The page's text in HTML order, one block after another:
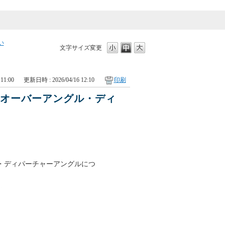
文字サイズ変更
更新日時 : 2026/04/16 12:10 印刷
ーバーアングル・ディ
ディパーチャーアングルにつ